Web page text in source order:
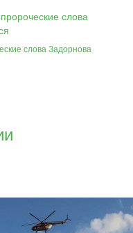
слова Задорнова